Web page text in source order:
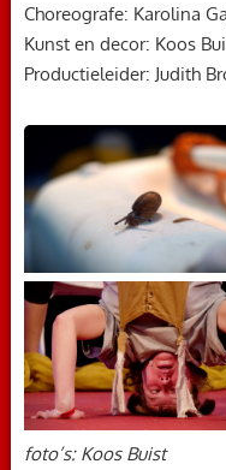
Choreografe: Karolina
Kunst en decor: Koos
Productieleider: Judith
foto’s: Koos Buist